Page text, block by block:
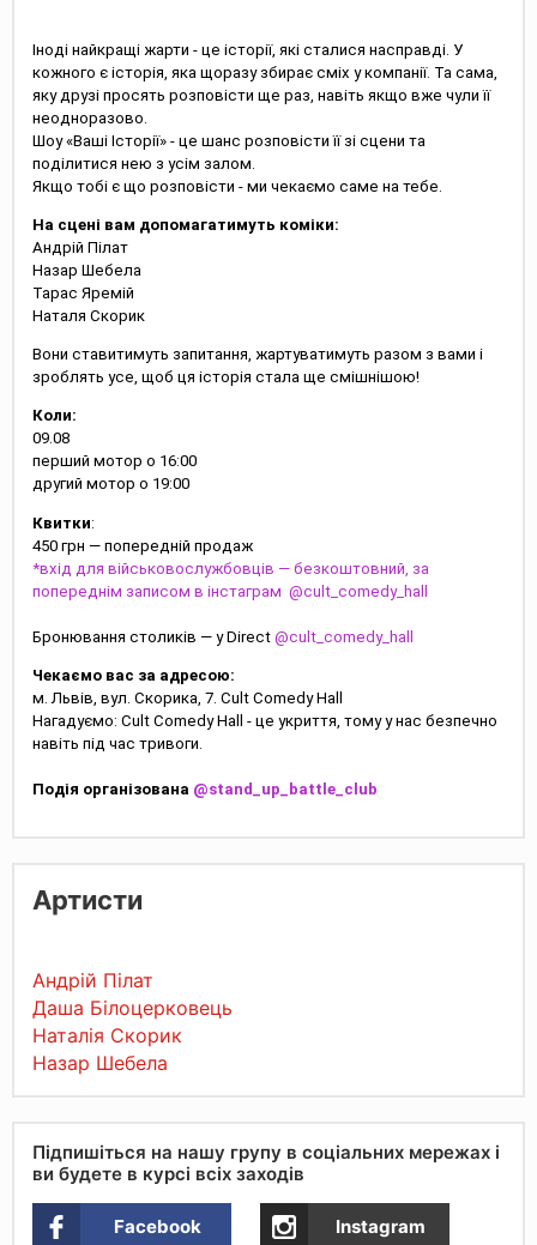
Іноді найкращі жарти - це історії, які сталися насправді. У
кожного є історія, яка щоразу збирає сміх у компанії. Та сама,
яку друзі просять розповісти ще раз, навіть якщо вже чули її
неодноразово.
Шоу «Ваші Історії» - це шанс розповісти її зі сцени та
поділитися нею з усім залом.
Якщо тобі є що розповісти - ми чекаємо саме на тебе.
На сцені вам допомагатимуть коміки:
Андрій Пілат
Назар Шебела
Тарас Яремій
Наталя Скорик
Вони ставитимуть запитання, жартуватимуть разом з вами і
зроблять усе, щоб ця історія стала ще смішнішою!
Коли:
09.08
перший мотор о 16:00
другий мотор о 19:00
Квитки:
450 грн — попередній продаж
*вхід для військовослужбовців — безкоштовний, за
попереднім записом в інстаграм @cult_comedy_hall
Бронювання столиків — у Direct @cult_comedy_hall
Чекаємо вас за адресою:
м. Львів, вул. Скорика, 7. Cult Comedy Hall
Нагадуємо: Cult Comedy Hall - це укриття, тому у нас безпечно
навіть під час тривоги.
Подія організована @stand_up_battle_club
Артисти
Андрій Пілат
Даша Білоцерковець
Наталія Скорик
Назар Шебела
Підпишіться на нашу групу в соціальних мережах і
ви будете в курсі всіх заходів
Facebook Instagram